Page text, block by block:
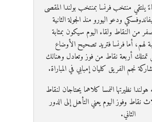
يلتقي منتخب فرنسا بمنتخب بولندا المقصى
ودعو اليورو منذ الجولة الثانية
من النقاط ولقاء اليوم سيكون بمثابة
لهم، أما فرنسا فتريد تصحيح الأوضاع
تمتلك أربعة نقاط من فوز وتعادل وهنالك
نجم الفريق كليان إمبابي في المباراة.
نظيرتها النمسا كلاهما يحتاجان لنقاط
نقاط وفوز اليوم يعني التأهل إلى الدور
الثاني.